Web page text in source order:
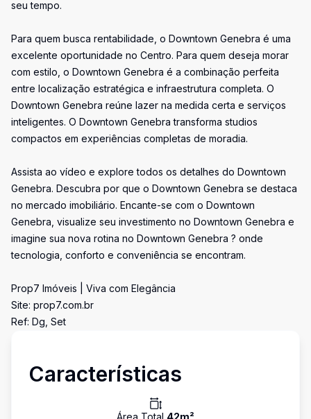
seu tempo.
Para quem busca rentabilidade, o Downtown Genebra é uma
excelente oportunidade no Centro. Para quem deseja morar
com estilo, o Downtown Genebra é a combinação perfeita
entre localização estratégica e infraestrutura completa. O
Downtown Genebra reúne lazer na medida certa e serviços
inteligentes. O Downtown Genebra transforma studios
compactos em experiências completas de moradia.
Assista ao vídeo e explore todos os detalhes do Downtown
Genebra. Descubra por que o Downtown Genebra se destaca
no mercado imobiliário. Encante-se com o Downtown
Genebra, visualize seu investimento no Downtown Genebra e
imagine sua nova rotina no Downtown Genebra ? onde
tecnologia, conforto e conveniência se encontram.
Prop7 Imóveis | Viva com Elegância
Site: prop7.com.br
Ref: Dg, Set
Características
Área Total 42m²